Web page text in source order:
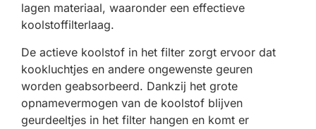
lagen materiaal, waaronder een effectieve
koolstoffilterlaag.
De actieve koolstof in het filter zorgt ervoor dat
kookluchtjes en andere ongewenste geuren
worden geabsorbeerd. Dankzij het grote
opnamevermogen van de koolstof blijven
geurdeeltjes in het filter hangen en komt er